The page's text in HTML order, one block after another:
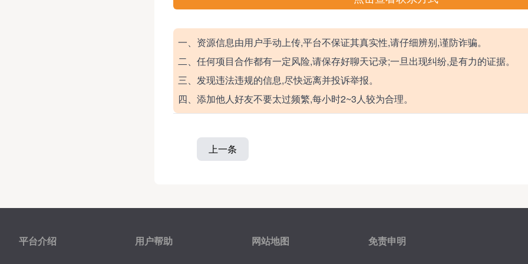
一、资源信息由用户手动上传,平台不保证其真实性,请仔细辨别,谨防诈骗。
二、任何项目合作都有一定风险,请保存好聊天记录;一旦出现纠纷,是有力的证据。
三、发现违法违规的信息,尽快远离并投诉举报。
四、添加他人好友不要太过频繁,每小时2~3人较为合理。
上一条
平台介绍 用户帮助 网站地图 免责申明